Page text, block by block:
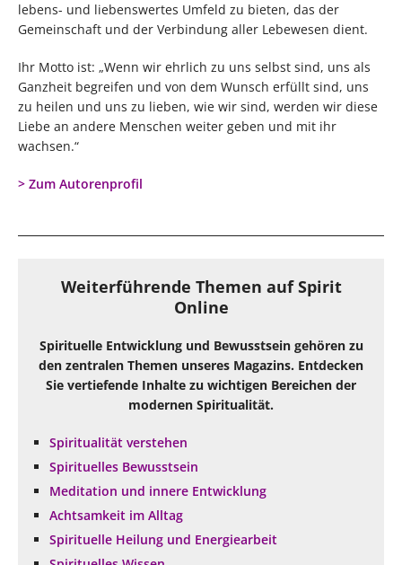
lebens- und liebenswertes Umfeld zu bieten, das der
Gemeinschaft und der Verbindung aller Lebewesen dient.
Ihr Motto ist: „Wenn wir ehrlich zu uns selbst sind, uns als
Ganzheit begreifen und von dem Wunsch erfüllt sind, uns
zu heilen und uns zu lieben, wie wir sind, werden wir diese
Liebe an andere Menschen weiter geben und mit ihr
wachsen.“
> Zum Autorenprofil
Weiterführende Themen auf Spirit
Online
Spirituelle Entwicklung und Bewusstsein gehören zu
den zentralen Themen unseres Magazins. Entdecken
Sie vertiefende Inhalte zu wichtigen Bereichen der
modernen Spiritualität.
Spiritualität verstehen
Spirituelles Bewusstsein
Meditation und innere Entwicklung
Achtsamkeit im Alltag
Spirituelle Heilung und Energiearbeit